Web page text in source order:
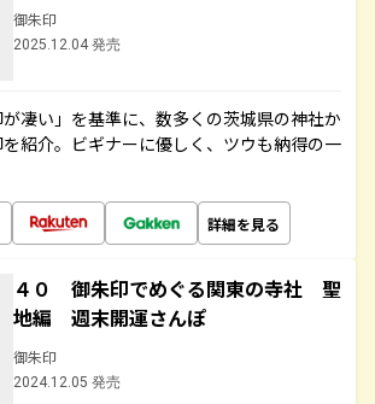
御朱印
2025.12.04 発売
が凄い」を基準に、数多くの茨城県の神社か
紹介。ビギナーに優しく、ツウも納得の一
詳細を見る
４０ 御朱印でめぐる関東の寺社 聖
地編 週末開運さんぽ
御朱印
2024.12.05 発売